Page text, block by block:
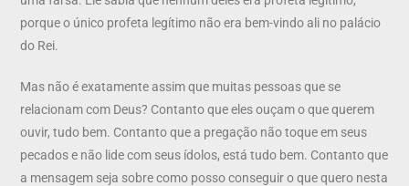
porque o único profeta legítimo não era bem-vindo ali no palácio
do Rei.
Mas não é exatamente assim que muitas pessoas que se
relacionam com Deus? Contanto que eles ouçam o que querem
ouvir, tudo bem. Contanto que a pregação não toque em seus
pecados e não lide com seus ídolos, está tudo bem. Contanto que
a mensagem seja sobre como posso conseguir o que quero nesta